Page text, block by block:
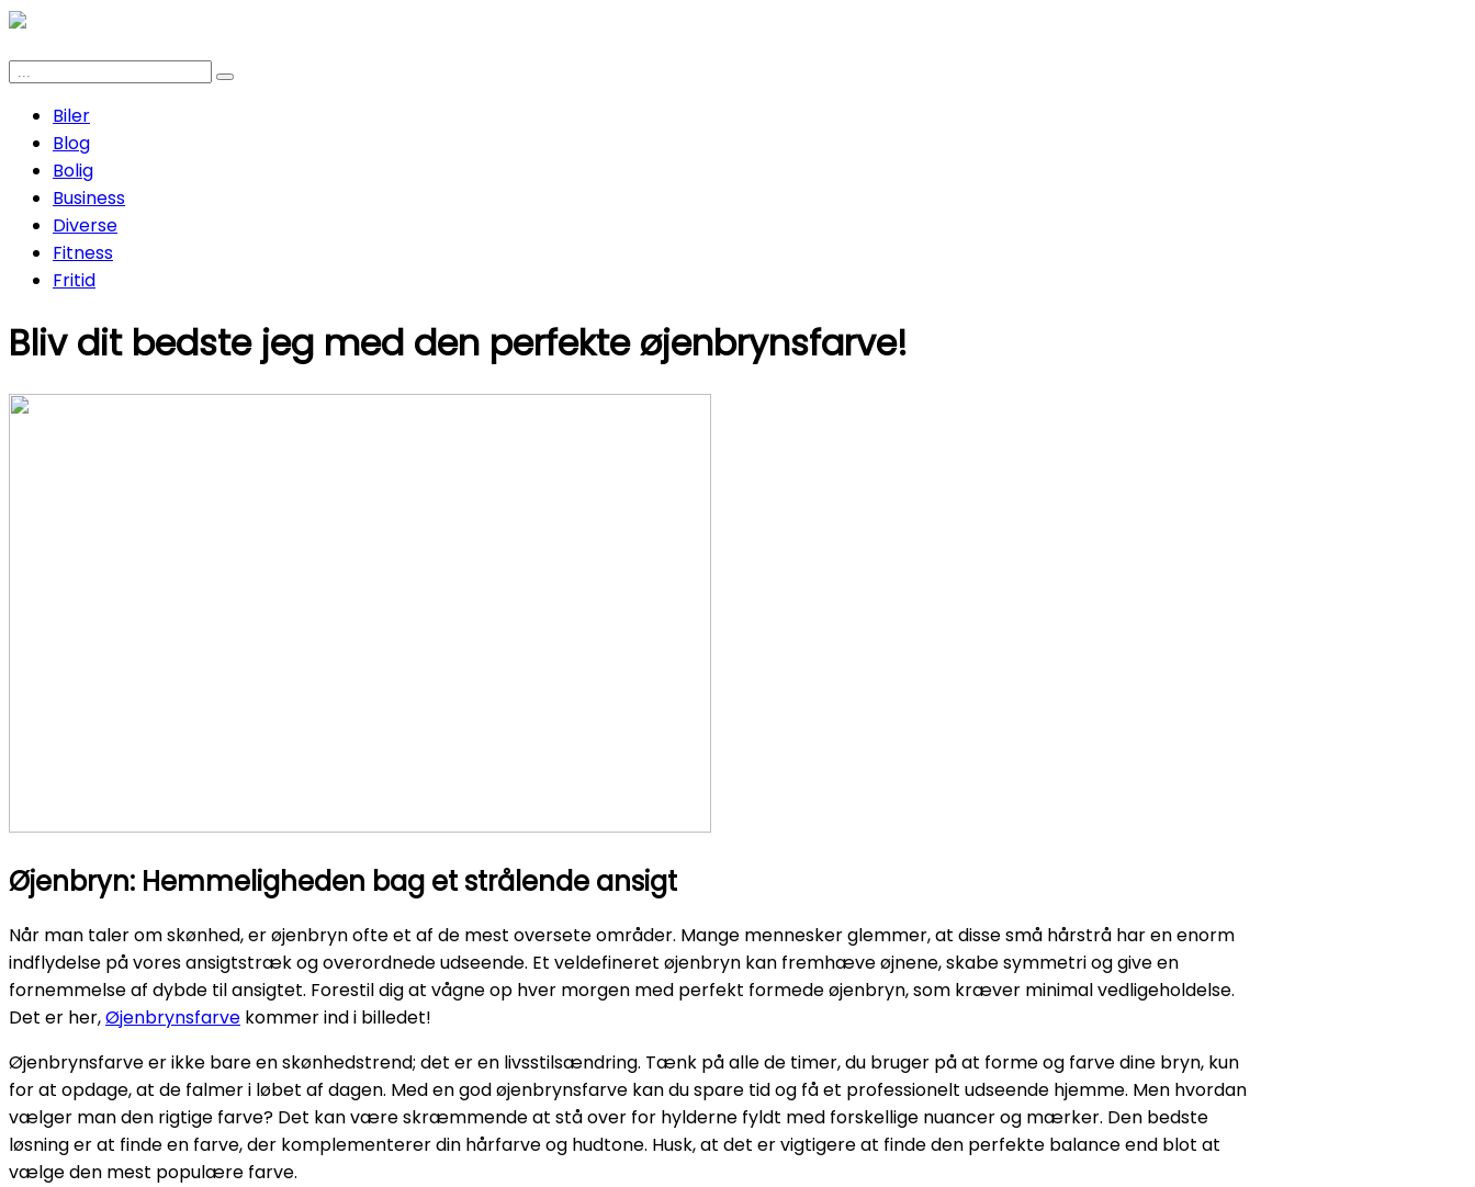
Biler
Blog
Bolig
Business
Diverse
Fitness
Fritid
Bliv dit bedste jeg med den perfekte øjenbrynsfarve!
Øjenbryn: Hemmeligheden bag et strålende ansigt
Når man taler om skønhed, er øjenbryn ofte et af de mest oversete områder. Mange mennesker glemmer, at disse små hårstrå har en enorm
indflydelse på vores ansigtstræk og overordnede udseende. Et veldefineret øjenbryn kan fremhæve øjnene, skabe symmetri og give en
fornemmelse af dybde til ansigtet. Forestil dig at vågne op hver morgen med perfekt formede øjenbryn, som kræver minimal vedligeholdelse.
Det er her,Øjenbrynsfarve kommer ind i billedet!
Øjenbrynsfarve er ikke bare en skønhedstrend; det er en livsstilsændring. Tænk på alle de timer, du bruger på at forme og farve dine bryn, kun
for at opdage, at de falmer i løbet af dagen. Med en god øjenbrynsfarve kan du spare tid og få et professionelt udseende hjemme. Men hvordan
vælger man den rigtige farve? Det kan være skræmmende at stå over for hylderne fyldt med forskellige nuancer og mærker. Den bedste
løsning er at finde en farve, der komplementerer din hårfarve og hudtone. Husk, at det er vigtigere at finde den perfekte balance end blot at
vælge den mest populære farve.